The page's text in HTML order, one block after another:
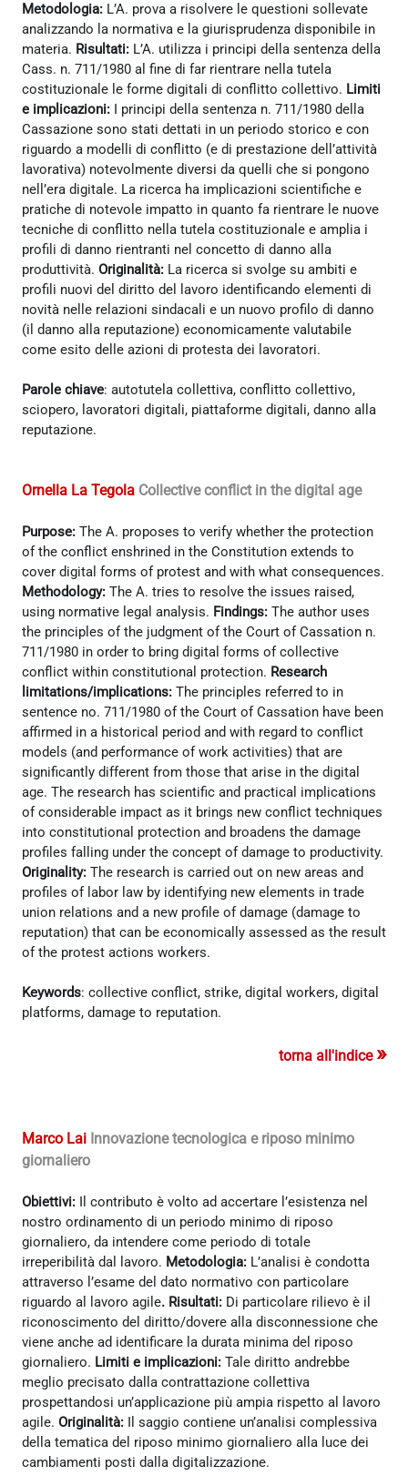
Metodologia: L’A. prova a risolvere le questioni sollevate
analizzando la normativa e la giurisprudenza disponibile in
materia. Risultati: L’A. utilizza i principi della sentenza della
Cass. n. 711/1980 al fine di far rientrare nella tutela
costituzionale le forme digitali di conflitto collettivo. Limiti
e implicazioni: I principi della sentenza n. 711/1980 della
Cassazione sono stati dettati in un periodo storico e con
riguardo a modelli di conflitto (e di prestazione dell’attività
lavorativa) notevolmente diversi da quelli che si pongono
nell’era digitale. La ricerca ha implicazioni scientifiche e
pratiche di notevole impatto in quanto fa rientrare le nuove
tecniche di conflitto nella tutela costituzionale e amplia i
profili di danno rientranti nel concetto di danno alla
produttività. Originalità: La ricerca si svolge su ambiti e
profili nuovi del diritto del lavoro identificando elementi di
novità nelle relazioni sindacali e un nuovo profilo di danno
(il danno alla reputazione) economicamente valutabile
come esito delle azioni di protesta dei lavoratori.
Parole chiave: autotutela collettiva, conflitto collettivo,
sciopero, lavoratori digitali, piattaforme digitali, danno alla
reputazione.
Ornella La Tegola Collective conflict in the digital age
Purpose: The A. proposes to verify whether the protection
of the conflict enshrined in the Constitution extends to
cover digital forms of protest and with what consequences.
Methodology: The A. tries to resolve the issues raised,
using normative legal analysis. Findings: The author uses
the principles of the judgment of the Court of Cassation n.
711/1980 in order to bring digital forms of collective
conflict within constitutional protection. Research
limitations/implications: The principles referred to in
sentence no. 711/1980 of the Court of Cassation have been
affirmed in a historical period and with regard to conflict
models (and performance of work activities) that are
significantly different from those that arise in the digital
age. The research has scientific and practical implications
of considerable impact as it brings new conflict techniques
into constitutional protection and broadens the damage
profiles falling under the concept of damage to productivity.
Originality: The research is carried out on new areas and
profiles of labor law by identifying new elements in trade
union relations and a new profile of damage (damage to
reputation) that can be economically assessed as the result
of the protest actions workers.
Keywords: collective conflict, strike, digital workers, digital
platforms, damage to reputation.
torna all'indice »
Marco Lai Innovazione tecnologica e riposo minimo
giornaliero
Obiettivi: Il contributo è volto ad accertare l’esistenza nel
nostro ordinamento di un periodo minimo di riposo
giornaliero, da intendere come periodo di totale
irreperibilità dal lavoro. Metodologia: L’analisi è condotta
attraverso l’esame del dato normativo con particolare
riguardo al lavoro agile. Risultati: Di particolare rilievo è il
riconoscimento del diritto/dovere alla disconnessione che
viene anche ad identificare la durata minima del riposo
giornaliero. Limiti e implicazioni: Tale diritto andrebbe
meglio precisato dalla contrattazione collettiva
prospettandosi un’applicazione più ampia rispetto al lavoro
agile. Originalità: Il saggio contiene un’analisi complessiva
della tematica del riposo minimo giornaliero alla luce dei
cambiamenti posti dalla digitalizzazione.